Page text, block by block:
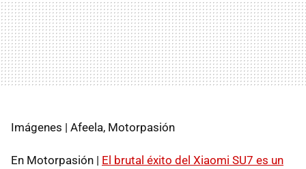
Imágenes | Afeela, Motorpasión
En Motorpasión | El brutal éxito del Xiaomi SU7 es un